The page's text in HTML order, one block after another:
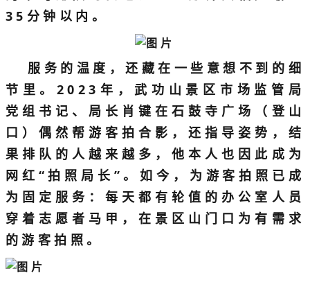
35分钟以内。
服务的温度，还藏在一些意想不到的细
节里。2023年，武功山景区市场监管局
党组书记、局长肖键在石鼓寺广场（登山
口）偶然帮游客拍合影，还指导姿势，结
果排队的人越来越多，他本人也因此成为
网红“拍照局长”。如今，为游客拍照已成
为固定服务：每天都有轮值的办公室人员
穿着志愿者马甲，在景区山门口为有需求
的游客拍照。